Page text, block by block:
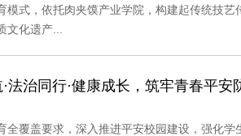
模式，依托肉夹馍产业学院，构建起传统技艺
化遗产...
法治同行·健康成长，筑牢青春平安
全覆盖要求，深入推进平安校园建设，强化学